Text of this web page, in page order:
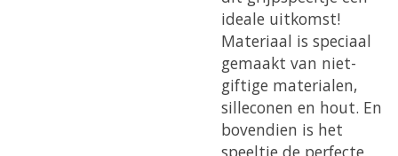
ideale uitkomst!
Materiaal is speciaal
gemaakt van niet-
giftige materialen,
silleconen en hout. En
bovendien is het